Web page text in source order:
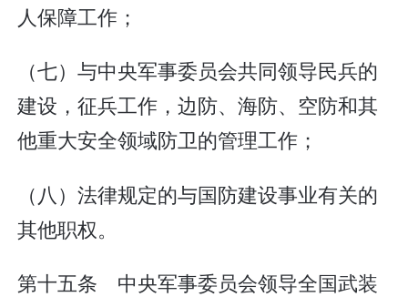
人保障工作；
（七）与中央军事委员会共同领导民兵的
建设，征兵工作，边防、海防、空防和其
他重大安全领域防卫的管理工作；
（八）法律规定的与国防建设事业有关的
其他职权。
第十五条 中央军事委员会领导全国武装